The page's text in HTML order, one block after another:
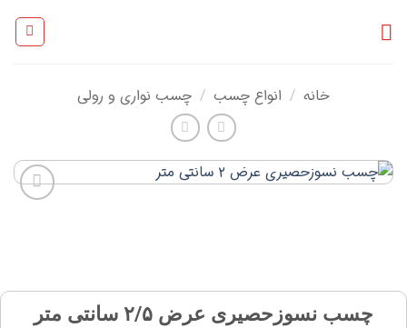
خانه / انواع چسب / چسب نواری و رولی
چسب نسوزحصیری عرض ۲/۵ سانتی متر